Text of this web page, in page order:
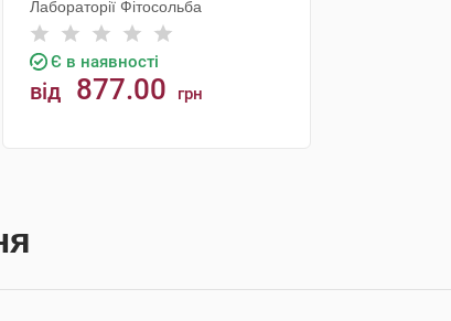
Лабораторії Фітосольба
Є в наявності
від 877.00 грн